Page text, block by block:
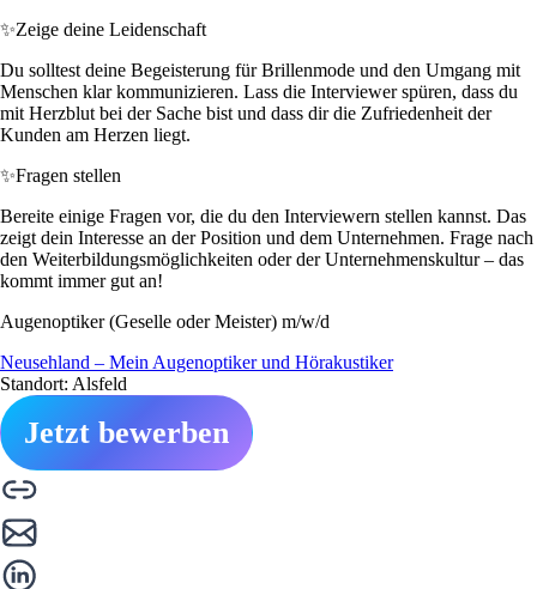
✨Zeige deine Leidenschaft
Du solltest deine Begeisterung für Brillenmode und den Umgang mit
Menschen klar kommunizieren. Lass die Interviewer spüren, dass du
mit Herzblut bei der Sache bist und dass dir die Zufriedenheit der
Kunden am Herzen liegt.
✨Fragen stellen
Bereite einige Fragen vor, die du den Interviewern stellen kannst. Das
zeigt dein Interesse an der Position und dem Unternehmen. Frage nach
den Weiterbildungsmöglichkeiten oder der Unternehmenskultur – das
kommt immer gut an!
Augenoptiker (Geselle oder Meister) m/w/d
Neusehland – Mein Augenoptiker und Hörakustiker
Standort: Alsfeld
Jetzt bewerben